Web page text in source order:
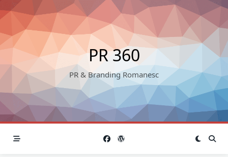
Skip
to
content
PR 360
PR & Branding Romanesc